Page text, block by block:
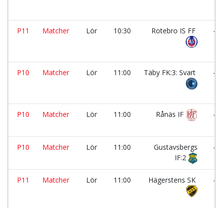
P11 Matcher Lör 10:30 Rotebro IS FF -
P10 Matcher Lör 11:00 Täby FK:3: Svart -
P10 Matcher Lör 11:00 Rånäs IF -
P10 Matcher Lör 11:00
Gustavsbergs
IF:2
-
P11 Matcher Lör 11:00 Hägerstens SK -